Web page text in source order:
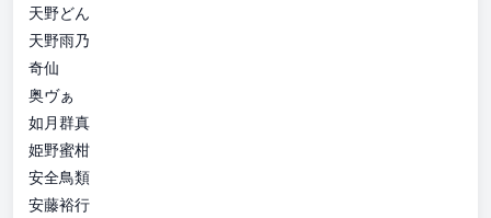
天野どん
天野雨乃
奇仙
奥ヴぁ
如月群真
姫野蜜柑
安全鳥類
安藤裕行